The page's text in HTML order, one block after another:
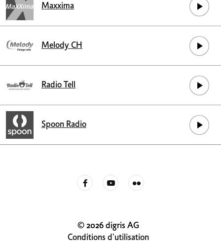
Maxxima
Melody CH
Radio Tell
Spoon Radio
© 2026 digris AG
Conditions d'utilisation